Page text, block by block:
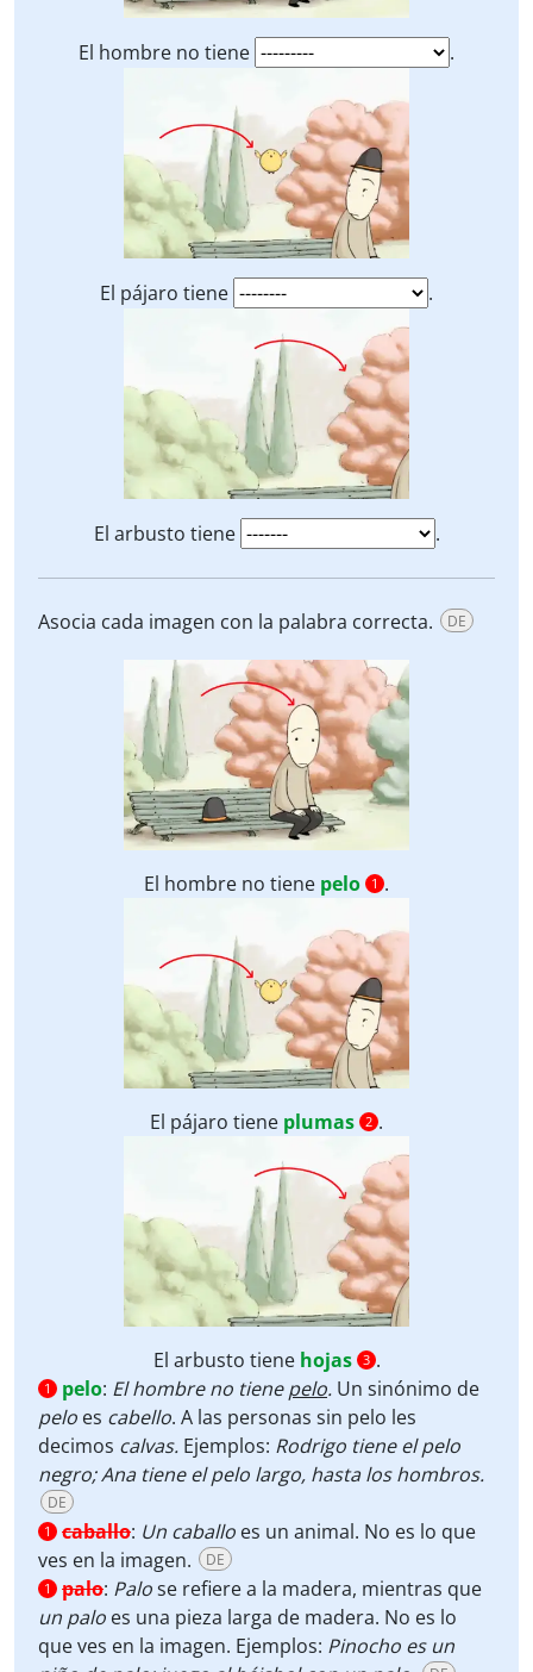
El hombre no tiene .
El pájaro tiene .
El arbusto tiene .
Asocia cada imagen con la palabra correcta. DE
El hombre no tiene pelo 1 .
El pájaro tiene plumas 2 .
El arbusto tiene hojas 3 .
1 pelo: El hombre no tienepelo. Un sinónimo de
pelo es cabello. A las personas sin pelo les
decimos calvas. Ejemplos: Rodrigo tiene el pelo
negro; Ana tiene el pelo largo, hasta los hombros.
DE
1 caballo: Un caballo es un animal. No es lo que
ves en la imagen.
DE
1 palo: Palose refiere a la madera, mientras que
un palo es una pieza larga de madera. No es lo
que ves en la imagen. Ejemplos: Pinocho es un